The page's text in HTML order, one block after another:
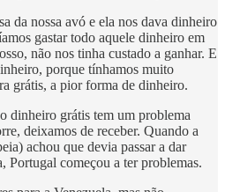
da nossa avó e ela nos dava dinheiro
gastar todo aquele dinheiro em
não nos tinha custado a ganhar. E
porque tínhamos muito
grátis, a pior forma de dinheiro.
dinheiro grátis tem um problema
deixamos de receber. Quando a
achou que devia passar a dar
Portugal começou a ter problemas.